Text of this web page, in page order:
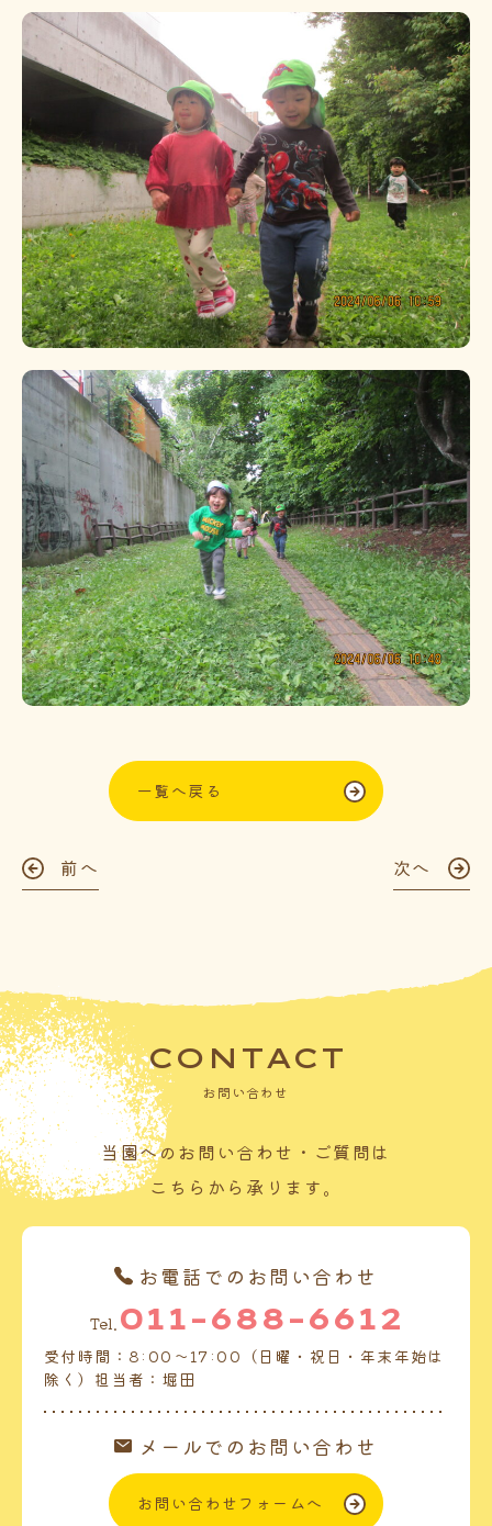
一覧へ戻る
前へ 次へ
CONTACT
お問い合わせ
当園へのお問い合わせ・ご質問は
こちらから承ります。
お電話でのお問い合わせ
Tel. 011-688-6612
受付時間：8:00～17:00（日曜・祝日・年末年始は
除く）担当者：堀田
メールでのお問い合わせ
お問い合わせフォームへ